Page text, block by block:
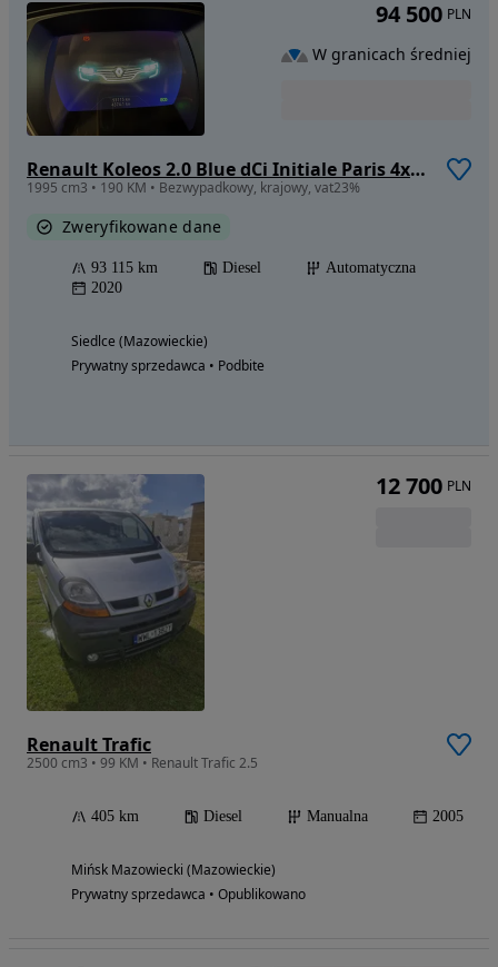
Renault Koleos 2.0 Blue dCi Initiale Paris 4x4 X-Tronic
1995 cm3 • 190 KM • Bezwypadkowy, krajowy, vat23%
Zweryfikowane dane
93 115 km Diesel
Automatyczna
2020
Siedlce (Mazowieckie)
Prywatny sprzedawca • Podbite
94 500 PLN
W granicach średniej
Renault Trafic
2500 cm3 • 99 KM • Renault Trafic 2.5
405 km Diesel Manualna 2005
Mińsk Mazowiecki (Mazowieckie)
Prywatny sprzedawca • Opublikowano
12 700 PLN